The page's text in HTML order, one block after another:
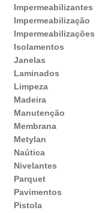
Impermeabilizantes
Impermeabilização
Impermeabilizações
Isolamentos
Janelas
Laminados
Limpeza
Madeira
Manutenção
Membrana
Metylan
Naútica
Nivelantes
Parquet
Pavimentos
Pistola